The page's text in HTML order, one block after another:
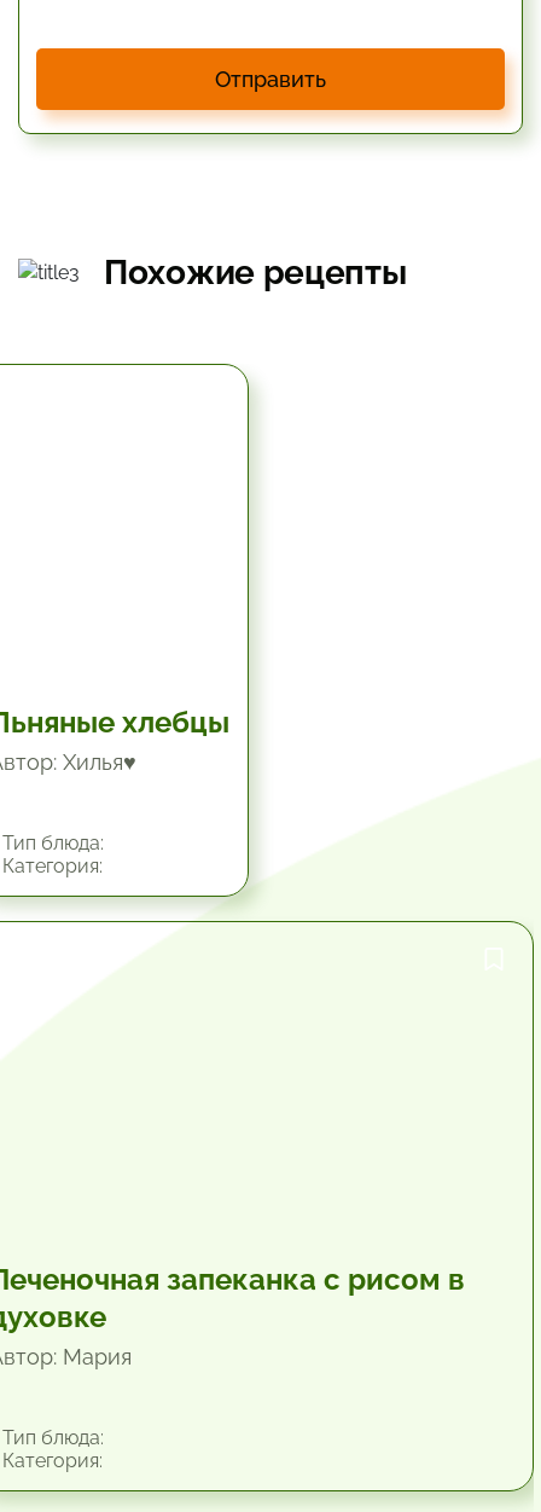
Отправить
Похожие рецепты
хлебцы
Хилья♥
блюда:
запеканка с рисом в
Мария
блюда: